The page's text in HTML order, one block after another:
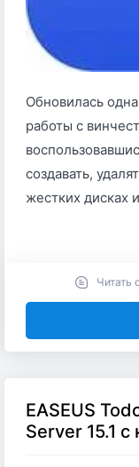
Обновилась
работы с
создавать,
жестких дисках
Читать
EASEUS
Server 15.1